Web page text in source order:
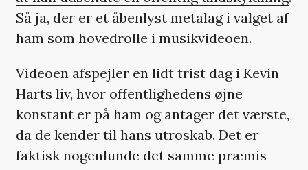
Så ja, der er et åbenlyst metalag i valget af
ham som hovedrolle i musikvideoen.
Videoen afspejler en lidt trist dag i Kevin
Harts liv, hvor offentlighedens øjne
konstant er på ham og antager det værste,
da de kender til hans utroskab. Det er
faktisk nogenlunde det samme præmis